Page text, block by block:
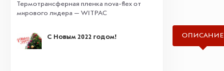
Термотрансферная пленка nova-flex от
мирового лидера — WITPAC
С Новым 2022 годом! ОПИСАНИЕ